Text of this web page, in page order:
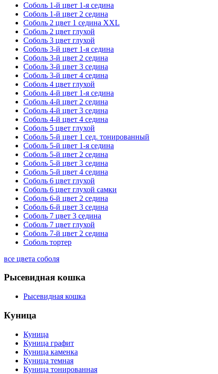
Соболь 1-й цвет 1-я седина
Соболь 1-й цвет 2 седина
Соболь 2 цвет 1 седина XXL
Соболь 2 цвет глухой
Соболь 3 цвет глухой
Соболь 3-й цвет 1-я седина
Соболь 3-й цвет 2 седина
Соболь 3-й цвет 3 седина
Соболь 3-й цвет 4 седина
Соболь 4 цвет глухой
Соболь 4-й цвет 1-я седина
Соболь 4-й цвет 2 седина
Соболь 4-й цвет 3 седина
Соболь 4-й цвет 4 седина
Соболь 5 цвет глухой
Соболь 5-й цвет 1 сед. тонированный
Соболь 5-й цвет 1-я седина
Соболь 5-й цвет 2 седина
Соболь 5-й цвет 3 седина
Соболь 5-й цвет 4 седина
Соболь 6 цвет глухой
Соболь 6 цвет глухой самки
Соболь 6-й цвет 2 седина
Соболь 6-й цвет 3 седина
Соболь 7 цвет 3 седина
Соболь 7 цвет глухой
Соболь 7-й цвет 2 седина
Соболь тортер
все цвета соболя
Рысевидная кошка
Рысевидная кошка
Куница
Куница
Куница графит
Куница каменка
Куница темная
Куница тонированная